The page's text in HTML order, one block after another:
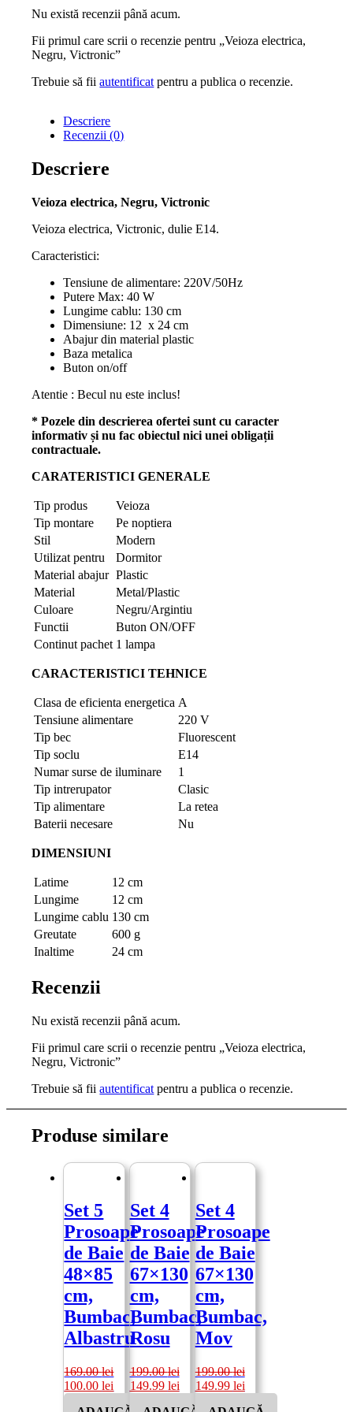
Nu există recenzii până acum.
Fii primul care scrii o recenzie pentru „Veioza electrica,
Negru, Victronic”
Trebuie să fiiautentificat pentru a publica o recenzie.
Descriere
Recenzii (0)
Descriere
Veioza electrica, Negru, Victronic
Veioza electrica, Victronic, dulie E14.
Caracteristici:
Tensiune de alimentare: 220V/50Hz
Putere Max: 40 W
Lungime cablu: 130 cm
Dimensiune: 12 x 24 cm
Abajur din material plastic
Baza metalica
Buton on/off
Atentie : Becul nu este inclus!
* Pozele din descrierea ofertei sunt cu caracter
informativ și nu fac obiectul nici unei obligații
contractuale.
CARATERISTICI GENERALE
Tip produs
Veioza
Tip montare
Pe noptiera
Stil
Modern
Utilizat pentru
Dormitor
Material abajur Plastic
Material
Metal/Plastic
Culoare
Negru/Argintiu
Functii
Buton ON/OFF
Continut pachet 1 lampa
CARACTERISTICI TEHNICE
Clasa de eficienta energetica A
Tensiune alimentare
220 V
Tip bec
Fluorescent
Tip soclu
E14
Numar surse de iluminare
1
Tip intrerupator
Clasic
Tip alimentare
La retea
Baterii necesare
Nu
DIMENSIUNI
Latime
12 cm
Lungime
12 cm
Lungime cablu 130 cm
Greutate
600 g
Inaltime
24 cm
Recenzii
Nu există recenzii până acum.
Fii primul care scrii o recenzie pentru „Veioza electrica,
Negru, Victronic”
Trebuie să fiiautentificat pentru a publica o recenzie.
Produse similare
Set 5
Prosoape
de Baie
48×85
cm,
Bumbac,
Albastru
169.00lei
Prețul
inițial
100.00lei Prețul
Set 4
Prosoape
de Baie
67×130
cm,
Bumbac,
Rosu
199.00lei
Prețul
149.99 leiPrețul
Set 4
Prosoape
de Baie
67×130
cm,
Bumbac,
Mov
199.00lei
Prețul
149.99 leiPrețul